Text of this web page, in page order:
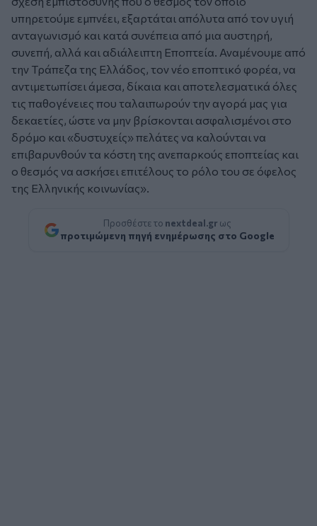
υπηρετούμε εμπνέει, εξαρτάται απόλυτα από τον υγιή
ανταγωνισμό και κατά συνέπεια από μια αυστηρή,
συνεπή, αλλά και αδιάλειπτη Εποπτεία. Αναμένουμε από
την Τράπεζα της Ελλάδος, τον νέο εποπτικό φορέα, να
αντιμετωπίσει άμεσα, δίκαια και αποτελεσματικά όλες
τις παθογένειες που ταλαιπωρούν την αγορά μας για
δεκαετίες, ώστε να μην βρίσκονται ασφαλισμένοι στο
δρόμο και «δυστυχείς» πελάτες να καλούνται να
επιβαρυνθούν τα κόστη της ανεπαρκούς εποπτείας και
ο θεσμός να ασκήσει επιτέλους το ρόλο του σε όφελος
της Ελληνικής κοινωνίας».
Προσθέστε το nextdeal.gr ως
προτιμώμενη πηγή ενημέρωσης στο Google